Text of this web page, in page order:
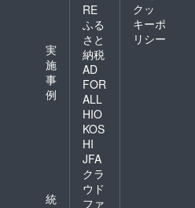
実
施
事
例
統
RE
ふる
さと
納税
AD
FOR
ALL
HIO
KOS
HI
JFA
クラ
ウド
ファ
クッ
キーポ
リシー